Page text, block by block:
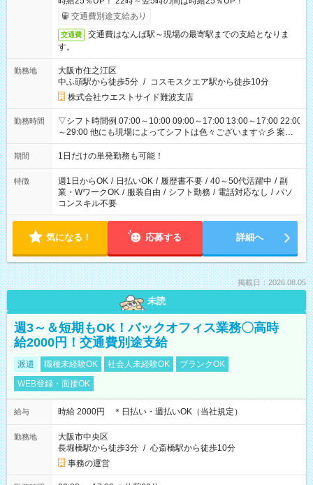
交通費別途支給あり
交通費
交通費はなんば駅～現場の最寄駅までの支給となりま
す。
勤務地
大阪市住之江区
中ふ頭駅から徒歩5分 / コスモスクエア駅から徒歩10分
株式会社ウエストサイド難波支店
勤務時間
▽シフト時間例 07:00～10:00 09:00～17:00 13:00～17:00 22:00
～29:00 他にも現場によってシフトは色々ございます☆彡 案件
次第では午前中で終わるお仕事も...！
期間 1日だけの単発勤務も可能！
特徴 週1日からOK / 日払いOK / 履歴書不要 / 40～50代活躍中 / 副
業・WワークOK / 服装自由 / シフト勤務 / 電話対応なし / パソ
コンスキル不要
気になる！ 応募する 詳細へ
掲載日：2026.08.05
未読
週3～＆短期もOK！バックオフィス業務〇高時
給2000円！交通費別途支給
派遣 職種未経験OK 社会人未経験OK
ブランクOK
WEB登録・面接OK
給与 時給 2000円 ＊日払い・週払いOK（当社規定）
勤務地
大阪市中央区
長堀橋駅から徒歩3分 / 心斎橋駅から徒歩10分
事務の運営